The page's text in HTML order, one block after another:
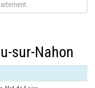
sur-Nahon